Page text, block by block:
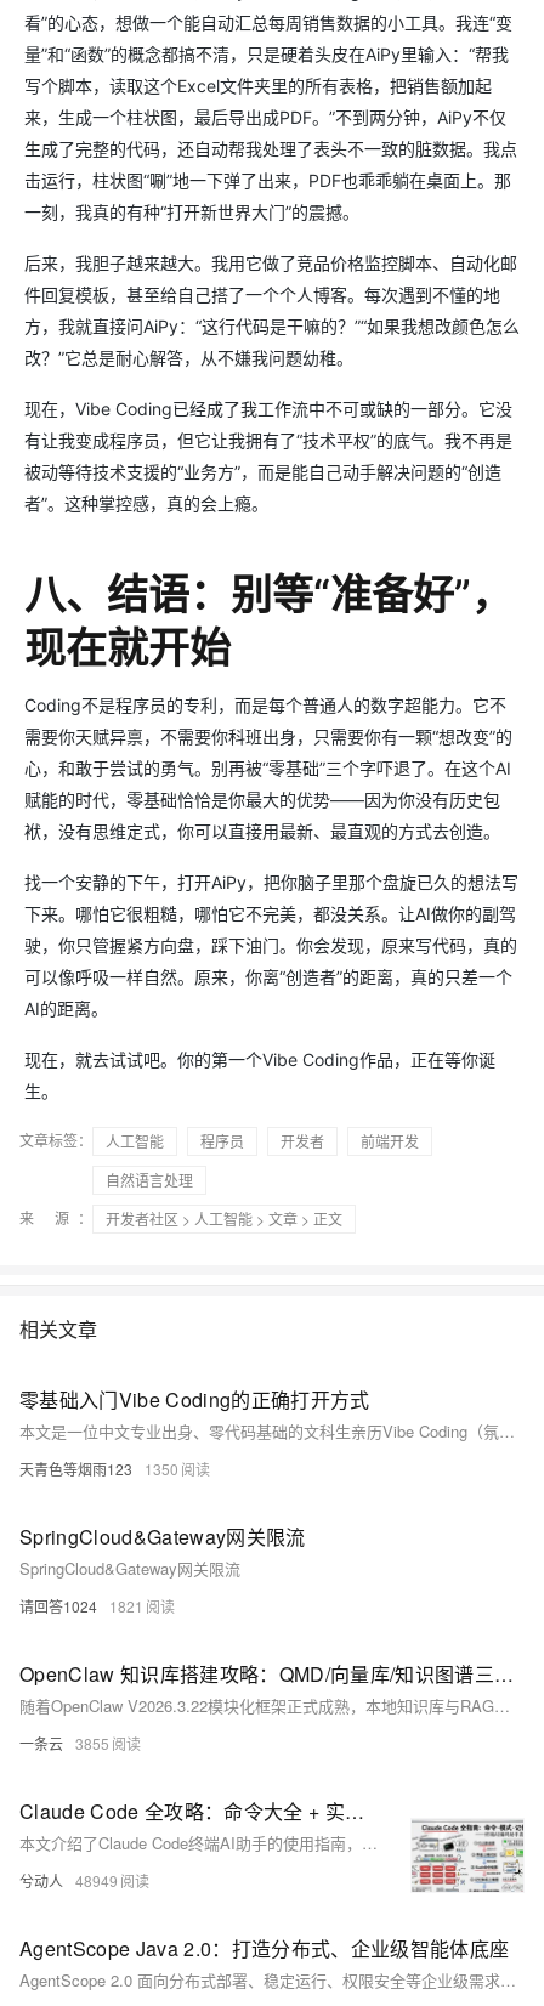
看”的心态，想做一个能自动汇总每周销售数据的小工具。我连“变
量”和“函数”的概念都搞不清，只是硬着头皮在AiPy里输入：“帮我
写个脚本，读取这个Excel文件夹里的所有表格，把销售额加起
来，生成一个柱状图，最后导出成PDF。”不到两分钟，AiPy不仅
生成了完整的代码，还自动帮我处理了表头不一致的脏数据。我点
击运行，柱状图“唰”地一下弹了出来，PDF也乖乖躺在桌面上。那
一刻，我真的有种“打开新世界大门”的震撼。
后来，我胆子越来越大。我用它做了竞品价格监控脚本、自动化邮
件回复模板，甚至给自己搭了一个个人博客。每次遇到不懂的地
方，我就直接问AiPy：“这行代码是干嘛的？”“如果我想改颜色怎么
改？”它总是耐心解答，从不嫌我问题幼稚。
现在，Vibe Coding已经成了我工作流中不可或缺的一部分。它没
有让我变成程序员，但它让我拥有了“技术平权”的底气。我不再是
被动等待技术支援的“业务方”，而是能自己动手解决问题的“创造
者”。这种掌控感，真的会上瘾。
八、结语：别等“准备好”，
现在就开始
Coding不是程序员的专利，而是每个普通人的数字超能力。它不
需要你天赋异禀，不需要你科班出身，只需要你有一颗“想改变”的
心，和敢于尝试的勇气。别再被“零基础”三个字吓退了。在这个AI
赋能的时代，零基础恰恰是你最大的优势——因为你没有历史包
袱，没有思维定式，你可以直接用最新、最直观的方式去创造。
找一个安静的下午，打开AiPy，把你脑子里那个盘旋已久的想法写
下来。哪怕它很粗糙，哪怕它不完美，都没关系。让AI做你的副驾
驶，你只管握紧方向盘，踩下油门。你会发现，原来写代码，真的
可以像呼吸一样自然。原来，你离“创造者”的距离，真的只差一个
AI的距离。
现在，就去试试吧。你的第一个Vibe Coding作品，正在等你诞
生。
文章标签： 人工智能 程序员 开发者
前端开发
自然语言处理
来 源：
开发者社区 > 人工智能 > 文章 > 正文
相关文章
零基础入门Vibe Coding的正确打开方式
本文是一位中文专业出身、零代码基础的文科生亲历Vibe Coding（氛围编程）的真实记录。三个月内，用AI工具自主开发出桌面整理、Excel图表生成、图片批量加水印等实用小工具。文章以通俗语言解析Vibe Coding本质——“说需求，AI写代码”，强调其门槛已从“会写代码”降至“会说话”，鼓励普通人放下畏惧，动手实践。
天青色等烟雨123 1350
SpringCloud&Gateway网关限流
SpringCloud&Gateway网关限流
请回答1024 1821
OpenClaw 知识库搭建攻略：QMD/向量库/知识图谱三方案+阿里云+本地部署+千问/Coding Plan配置
随着OpenClaw V2026.3.22模块化框架正式成熟，本地知识库与RAG能力已经成为AI智能体从“简单对话”走向“专业可靠”的关键分水岭。单纯依靠大模型上下文已经无法满足长期使用、专业问答、资料检索、低Token消耗的需求。
一条云 3855
Claude Code 全攻略：命令大全 + 实战工作流（建议收藏）
本文介绍了Claude Code终端AI助手的使用指南，主要内容包括：1)常用命令如版本查看、项目启动和更新；2)三种工作模式切换及界面说明；3)核心功能指令速查表，包含初始化、压缩对话、清除历史等操作；4)详细解析了/init、/help、/clear、/compact、/memory等关键命令的使用场景和语法。文章通过丰富的界面截图和场景示例，帮助开发者快速掌握如何通过命令行和交互界面高效使用Claude Code进行项目开发，特别强调了CLAUDE.md文件作为项目知识库的核心作用。
兮动人 48949
AgentScope Java 2.0：打造分布式、企业级智能体底座
AgentScope 2.0 面向分布式部署、稳定运行、权限安全等企业级需求全面升级，打造支持多租户隔离与长期稳定运行的企业级智能体底座。